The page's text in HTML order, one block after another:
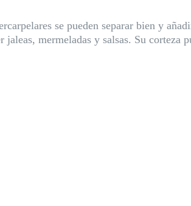
se pueden separar bien y
jaleas, mermeladas y salsas. Su corteza